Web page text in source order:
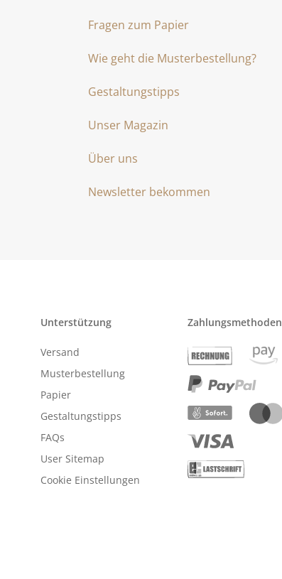
Fragen zum Papier
Wie geht die Musterbestellung?
Gestaltungstipps
Unser Magazin
Über uns
Newsletter bekommen
Unterstützung
Versand
Musterbestellung
Papier
Gestaltungstipps
FAQs
User Sitemap
Cookie Einstellungen
Zahlungsmethoden